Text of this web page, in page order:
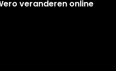
veranderen online